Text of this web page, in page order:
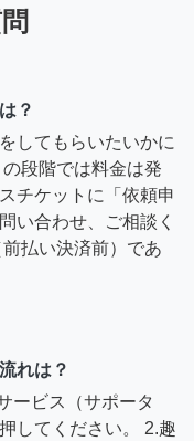
？
してもらいたいかに
段階では料金は発
チケットに「依頼申
い合わせ、ご相談く
払い決済前）であ
れは？
ービス（サポータ
してください。 2.趣